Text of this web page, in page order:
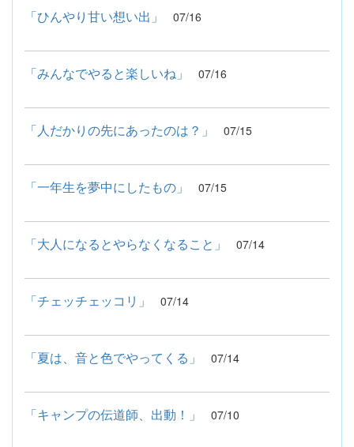
「ひんやり甘い想い出」 07/16
「みんなでやると楽しいね」 07/16
「人だかりの先にあったのは？」 07/15
「一年生を夢中にしたもの」 07/15
「大人になるとやらなくなること」 07/14
「チェッチェッコリ」 07/14
「夏は、音と色でやってくる」 07/14
「キャンプの伝道師、出動！」 07/10